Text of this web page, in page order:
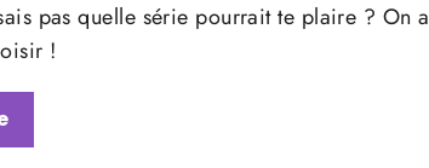
pas quelle série pourrait te plaire ? On a
!